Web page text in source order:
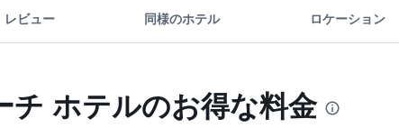
レビュー 同様のホテル ロケーション
ホテルのお得な料金